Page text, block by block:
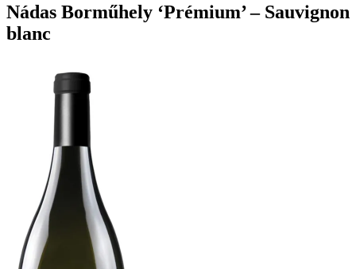
Nádas Borműhely ‘Prémium’ – Sauvignon
blanc